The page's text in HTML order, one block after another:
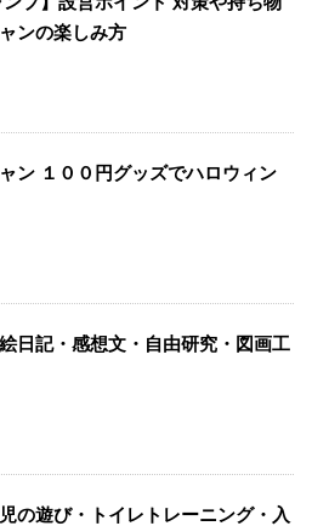
ンの楽しみ方
ン １００円グッズでハロウィン
日記・感想文・自由研究・図画工
の遊び・トイレトレーニング・入